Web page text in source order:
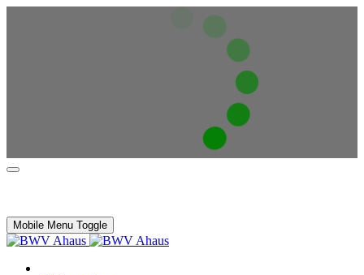
Mobile Menu Toggle